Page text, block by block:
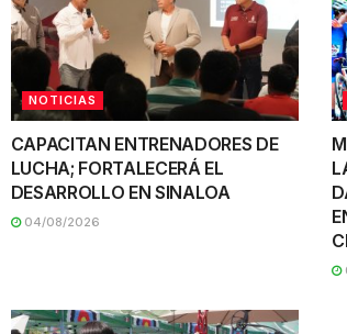
NOTICIAS
CAPACITAN ENTRENADORES DE
LUCHA; FORTALECERÁ EL
DESARROLLO EN SINALOA
04/08/2026